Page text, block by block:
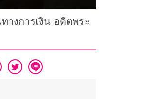
างการเงิน อดีตพระ